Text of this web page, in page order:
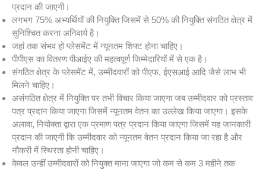
प्रदान की जाएगी।
लगभग 75% अभ्यर्थियों की नियुक्ति जिसमें से 50% की नियुक्ति संगठित क्षेत्र में
सुनिश्चित करना अनिवार्य है।
जहां तक ​​संभव हो प्लेसमेंट में न्यूनतम शिफ्ट होना चाहिए।
पीपीएस का वितरण पीआईए की महत्वपूर्ण जिम्मेदारियों में से एक है।
संगठित क्षेत्र के प्लेसमेंट में, उम्मीदवारों को पीएफ, ईएसआई आदि जैसे लाभ भी
मिलने चाहिए।
असंगठित क्षेत्र में नियुक्ति पर तभी विचार किया जाएगा जब उम्मीदवार को प्रस्ताव
पत्र प्रदान किया जाएगा जिसमें न्यूनतम वेतन का उल्लेख किया जाएगा। इसके
अलावा, नियोक्ता द्वारा एक प्रमाण पत्र प्रदान किया जाएगा जिसमें यह जानकारी
प्रदान की जाएगी कि उम्मीदवार को न्यूनतम वेतन प्रदान किया जा रहा है और
नौकरी में स्थिरता होनी चाहिए।
केवल उन्हीं उम्मीदवारों को नियुक्त माना जाएगा जो कम से कम 3 महीने तक